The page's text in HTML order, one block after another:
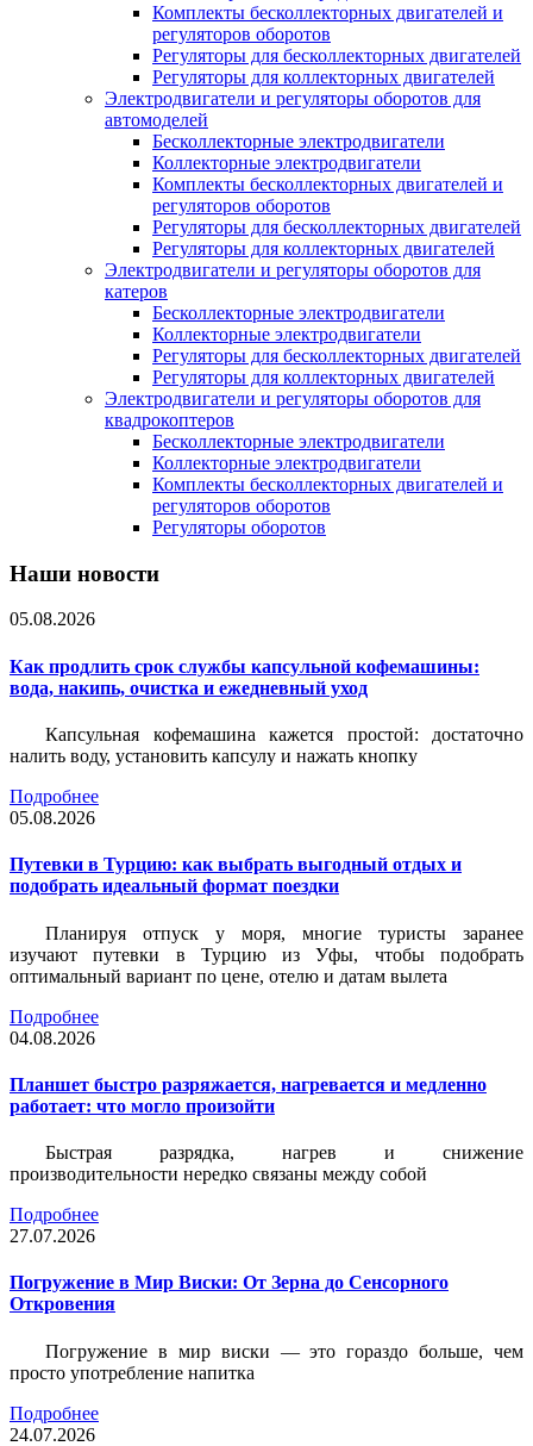
Комплекты бесколлекторных двигателей и
регуляторов оборотов
Регуляторы для бесколлекторных двигателей
Регуляторы для коллекторных двигателей
Электродвигатели и регуляторы оборотов для
автомоделей
Бесколлекторные электродвигатели
Коллекторные электродвигатели
Комплекты бесколлекторных двигателей и
регуляторов оборотов
Регуляторы для бесколлекторных двигателей
Регуляторы для коллекторных двигателей
Электродвигатели и регуляторы оборотов для
катеров
Бесколлекторные электродвигатели
Коллекторные электродвигатели
Регуляторы для бесколлекторных двигателей
Регуляторы для коллекторных двигателей
Электродвигатели и регуляторы оборотов для
квадрокоптеров
Бесколлекторные электродвигатели
Коллекторные электродвигатели
Комплекты бесколлекторных двигателей и
регуляторов оборотов
Регуляторы оборотов
Наши новости
05.08.2026
Как продлить срок службы капсульной кофемашины:
вода, накипь, очистка и ежедневный уход
Капсульная кофемашина кажется простой: достаточно
налить воду, установить капсулу и нажать кнопку
Подробнее
05.08.2026
Путевки в Турцию: как выбрать выгодный отдых и
подобрать идеальный формат поездки
Планируя отпуск у моря, многие туристы заранее
изучают путевки в Турцию из Уфы, чтобы подобрать
оптимальный вариант по цене, отелю и датам вылета
Подробнее
04.08.2026
Планшет быстро разряжается, нагревается и медленно
работает: что могло произойти
Быстрая разрядка, нагрев и снижение
производительности нередко связаны между собой
Подробнее
27.07.2026
Погружение в Мир Виски: От Зерна до Сенсорного
Откровения
Погружение в мир виски — это гораздо больше, чем
просто употребление напитка
Подробнее
24.07.2026